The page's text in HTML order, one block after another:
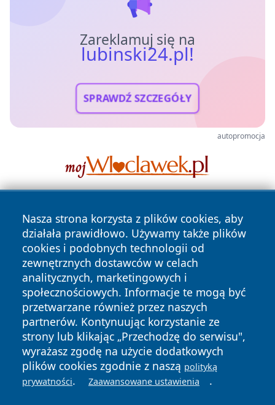
Zareklamuj się na
lubinski24.pl!
SPRAWDŹ SZCZEGÓŁY
autopromocja
Nasza strona korzysta z plików cookies, aby
działała prawidłowo. Używamy także plików
cookies i podobnych technologii od
zewnętrznych dostawców w celach
analitycznych, marketingowych i
społecznościowych. Informacje te mogą być
przetwarzane również przez naszych
partnerów. Kontynuując korzystanie ze
strony lub klikając „Przechodzę do serwisu",
wyrażasz zgodę na użycie dodatkowych
plików cookies zgodnie z naszą polityką
prywatności. Zaawansowane ustawienia .
Copyright © 2026 lubinski24.pl Wszystkie prawa zastrzeżone.
News Autorzy
Polityka
Prywatności
Polityka
Cookies